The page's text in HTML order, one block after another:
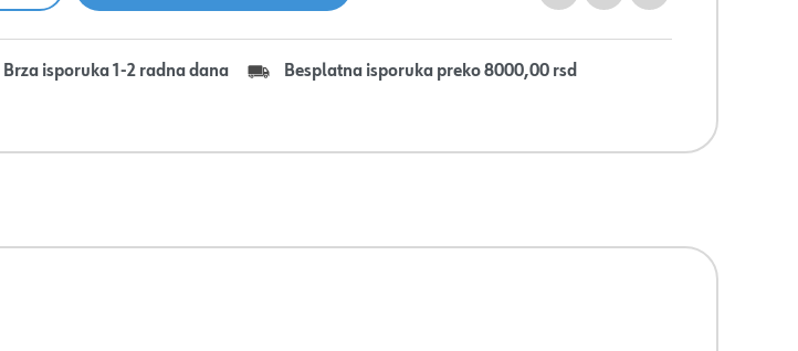
Brza isporuka 1-2 radna dana Besplatna isporuka preko 8000,00 rsd